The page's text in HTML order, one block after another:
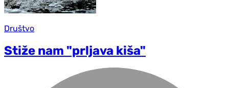
Društvo
Stiže nam "prljava kiša"